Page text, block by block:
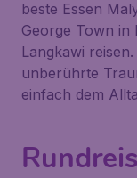
beste Essen
George Town in
Langkawi
unberührte
einfach dem